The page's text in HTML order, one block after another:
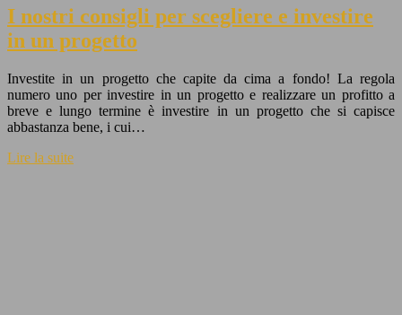
I nostri consigli per scegliere e investire
in un progetto
Investite in un progetto che capite da cima a fondo! La regola
numero uno per investire in un progetto e realizzare un profitto a
breve e lungo termine è investire in un progetto che si capisce
abbastanza bene, i cui…
Lire la suite